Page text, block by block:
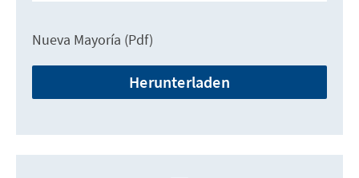
Nueva Mayoría (Pdf)
Herunterladen